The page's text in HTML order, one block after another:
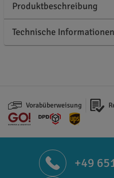
Produktbeschreibung
Technische Informationen
Vorabüberweisung
+49